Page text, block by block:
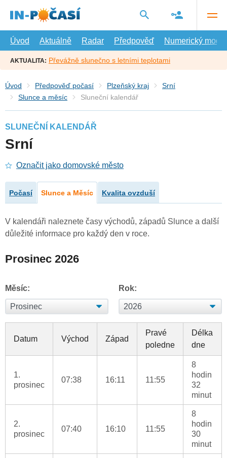
hlavní
Úvod
Aktuálně Radar Předpověď Numerický model
AKTUALITA: Převážně slunečno s letními teplotami
Úvod Předpověď počasí Plzeňský kraj
Srní
Slunce a měsíc
Sluneční kalendář
SLUNEČNÍ KALENDÁŘ
Srní
Označit jako domovské město
Počasí Slunce a Měsíc Kvalita ovzduší
V kalendáři naleznete časy východů, západů Slunce a další
důležité informace pro každý den v roce.
Prosinec 2026
Měsíc: Rok:
Datum Východ Západ
Pravé
poledne
Délka
dne
1.
prosinec
07:38 16:11 11:55
8
hodin
32
minut
2.
prosinec
07:40 16:10 11:55
8
hodin
30
minut